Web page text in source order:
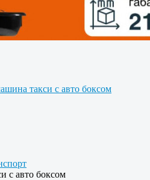
такси с авто боксом
с авто боксом